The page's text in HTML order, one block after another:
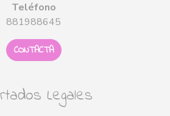
Teléfono
881988645
CONTACTA
Legales